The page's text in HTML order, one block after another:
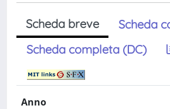
Scheda breve
Scheda
Scheda completa (DC)
Anno